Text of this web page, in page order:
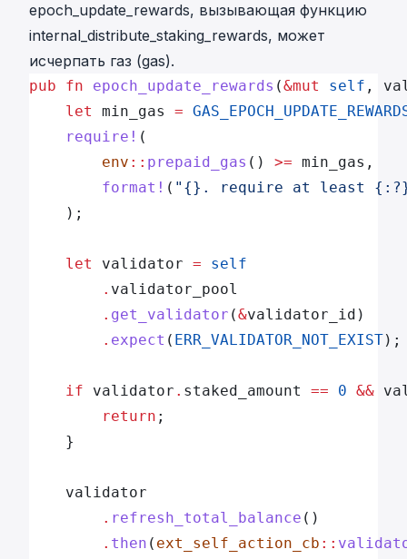
epoch_update_rewards, вызывающая функцию
internal_distribute_staking_rewards, может
исчерпать газ (gas).
pub fn epoch_update_rewards (&mut self ,
	let
min_gas =
	require!
(
		env
:: prepaid_gas () >= min_gas,
		format!
( "{}. require at least
	);
	let
validator = self
		.
validator_pool
		.
get_validator (&validator_id)
		.
expect ( ERR_VALIDATOR_NOT_EXIST);
	if
validator . staked_amount == 0 &&
		return
;
	}
	validator
		.
refresh_total_balance ()
		.
then ( ext_self_action_cb ::